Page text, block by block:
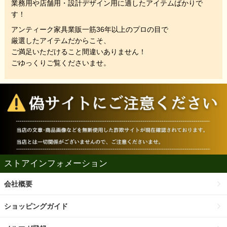
業務用や店舗用・設計デザイン用に適したアイテムばかりで
す！
アンティーク家具業販一筋36年以上のプロの目で
厳選したアイテムだからこそ、
ご満足いただけること間違いありません！
ごゆっくりご覧くださいませ。
ストアインフォメーション
会社概要
ショッピングガイド